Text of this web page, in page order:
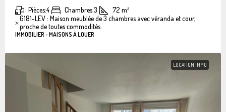
Pièces:4 Chambres:3 72 m²
>:G181-LEV : Maison meublée de 3 chambres avec véranda et cour,
proche de toutes commodités.
IMMOBILIER - MAISONS À LOUER
LOCATION IMMO